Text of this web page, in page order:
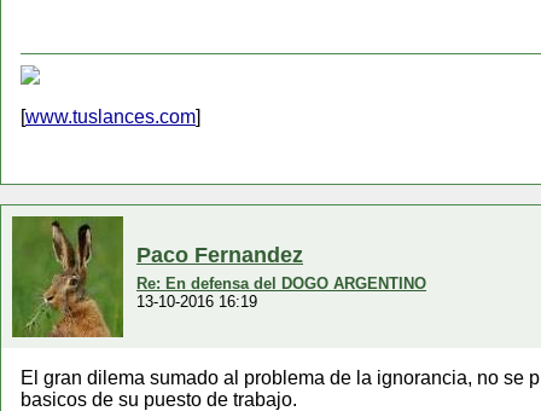
[www.tuslances.com]
Paco Fernandez
Re: En defensa del DOGO ARGENTINO
13-10-2016 16:19
El gran dilema sumado al problema de la ignorancia, no se
basicos de su puesto de trabajo.